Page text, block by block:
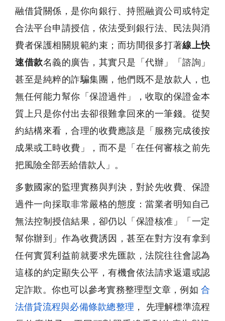
融借貸關係，是你向銀行、持照融資公司或特定
合法平台申請授信，依法受到銀行法、民法與消
費者保護相關規範約束；而坊間很多打著線上快
速借款名義的廣告，其實只是「代辦」「諮詢」
甚至是純粹的詐騙集團，他們既不是放款人，也
無任何能力幫你「保證過件」，收取的保證金本
質上只是你付出去卻很難拿回來的一筆錢。從契
約結構來看，合理的收費應該是「服務完成後按
成果或工時收費」，而不是「在任何審核之前先
把風險全部丟給借款人」。
多數國家的監理實務與判決，對於先收費、保證
過件一向採取非常嚴格的態度：當業者明知自己
無法控制授信結果，卻仍以「保證核准」「一定
幫你辦到」作為收費誘因，甚至在對方沒有拿到
任何實質利益前就要求先匯款，法院往往會認為
這樣的約定顯失公平，有機會依法請求返還或認
定詐欺。你也可以參考實務整理型文章，例如 合
法借貸流程與必備條款總整理 ， 先理解標準流程